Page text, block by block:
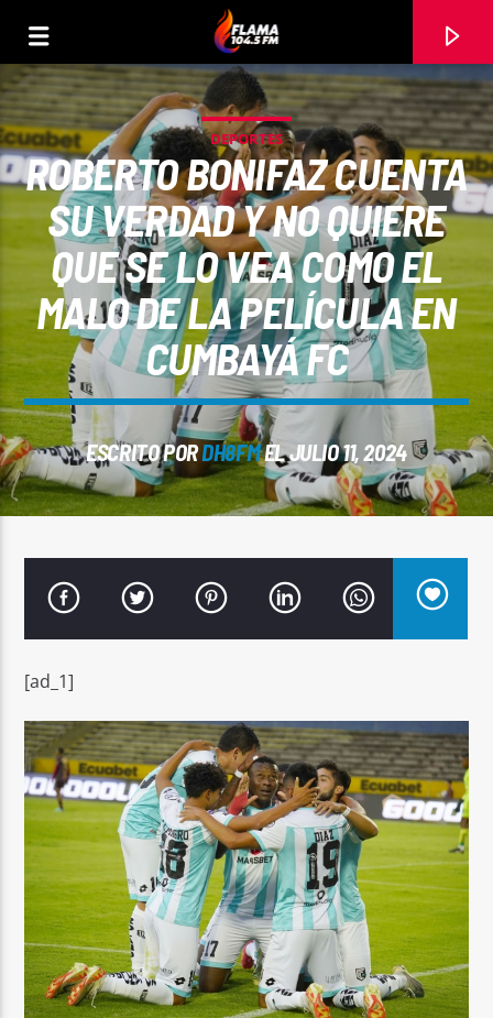
CANCIÓN ACTUAL
TÍTULO
ARTISTA
Señal FM
DEPORTES
ROBERTO BONIFAZ CUENTA
SU VERDAD Y NO QUIERE
QUE SE LO VEA COMO EL
MALO DE LA PELÍCULA EN
CUMBAYÁ FC
ESCRITO PORDH8FMEL JULIO 11, 2024
[ad_1]